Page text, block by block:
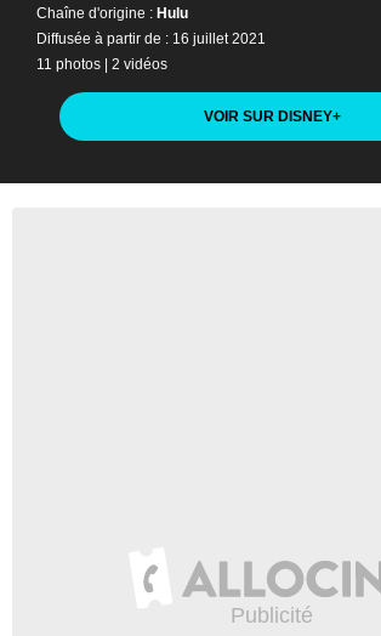
Chaîne d'origine : Hulu
Diffusée à partir de : 16 juillet 2021
11 photos | 2 vidéos
VOIR SUR DISNEY+